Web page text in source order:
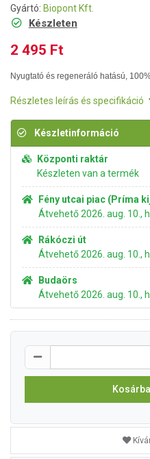
Gyártó: Biopont Kft.
Készleten
2 495 Ft
Nyugtató és regeneráló hatású,
Részletes leírás és specifikáció
Készletinformáció
Központi raktár
Készleten van a termék
Fény utcai piac (Príma
Átvehető 2026. aug. 10.,
Rákóczi út
Átvehető 2026. aug. 10.,
Budaörs
Átvehető 2026. aug. 10.,